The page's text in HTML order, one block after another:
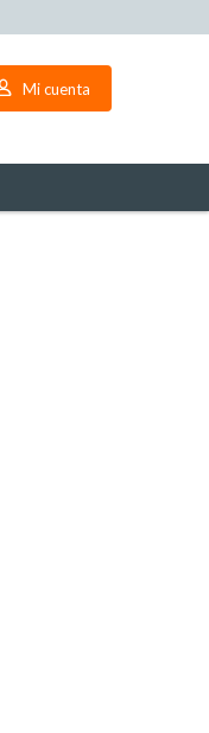
Mi cuenta